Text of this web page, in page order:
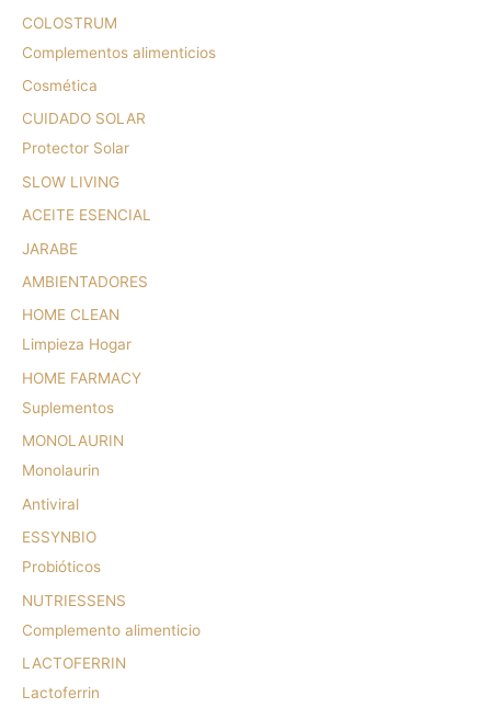
COLOSTRUM
Complementos alimenticios
Cosmética
CUIDADO SOLAR
Protector Solar
SLOW LIVING
ACEITE ESENCIAL
JARABE
AMBIENTADORES
HOME CLEAN
Limpieza Hogar
HOME FARMACY
Suplementos
MONOLAURIN
Monolaurin
Antiviral
ESSYNBIO
Probióticos
NUTRIESSENS
Complemento alimenticio
LACTOFERRIN
Lactoferrin